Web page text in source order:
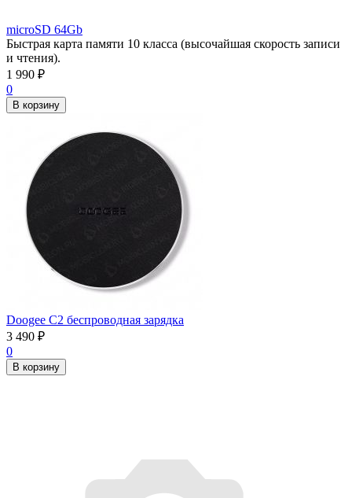
microSD 64Gb
Быстрая карта памяти 10 класса (высочайшая скорость записи
и чтения).
1 990 ₽
0
В корзину
Doogee C2 беспроводная зарядка
3 490 ₽
0
В корзину